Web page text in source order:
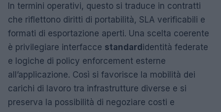
In termini operativi, questo si traduce in contratti
che riflettono diritti di portabilità, SLA verificabili e
formati di esportazione aperti. Una scelta coerente
è privilegiare interfacce standard identità federate
e logiche di policy enforcement esterne
all’applicazione. Così si favorisce la mobilità dei
carichi di lavoro tra infrastrutture diverse e si
preserva la possibilità di negoziare costi e